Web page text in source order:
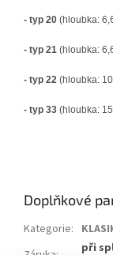
- typ 20 (hloubka:
- typ 21 (hloubka:
- typ 22 (hloubka:
- typ 33 (hloubka:
Doplňkové
Kategorie:
při